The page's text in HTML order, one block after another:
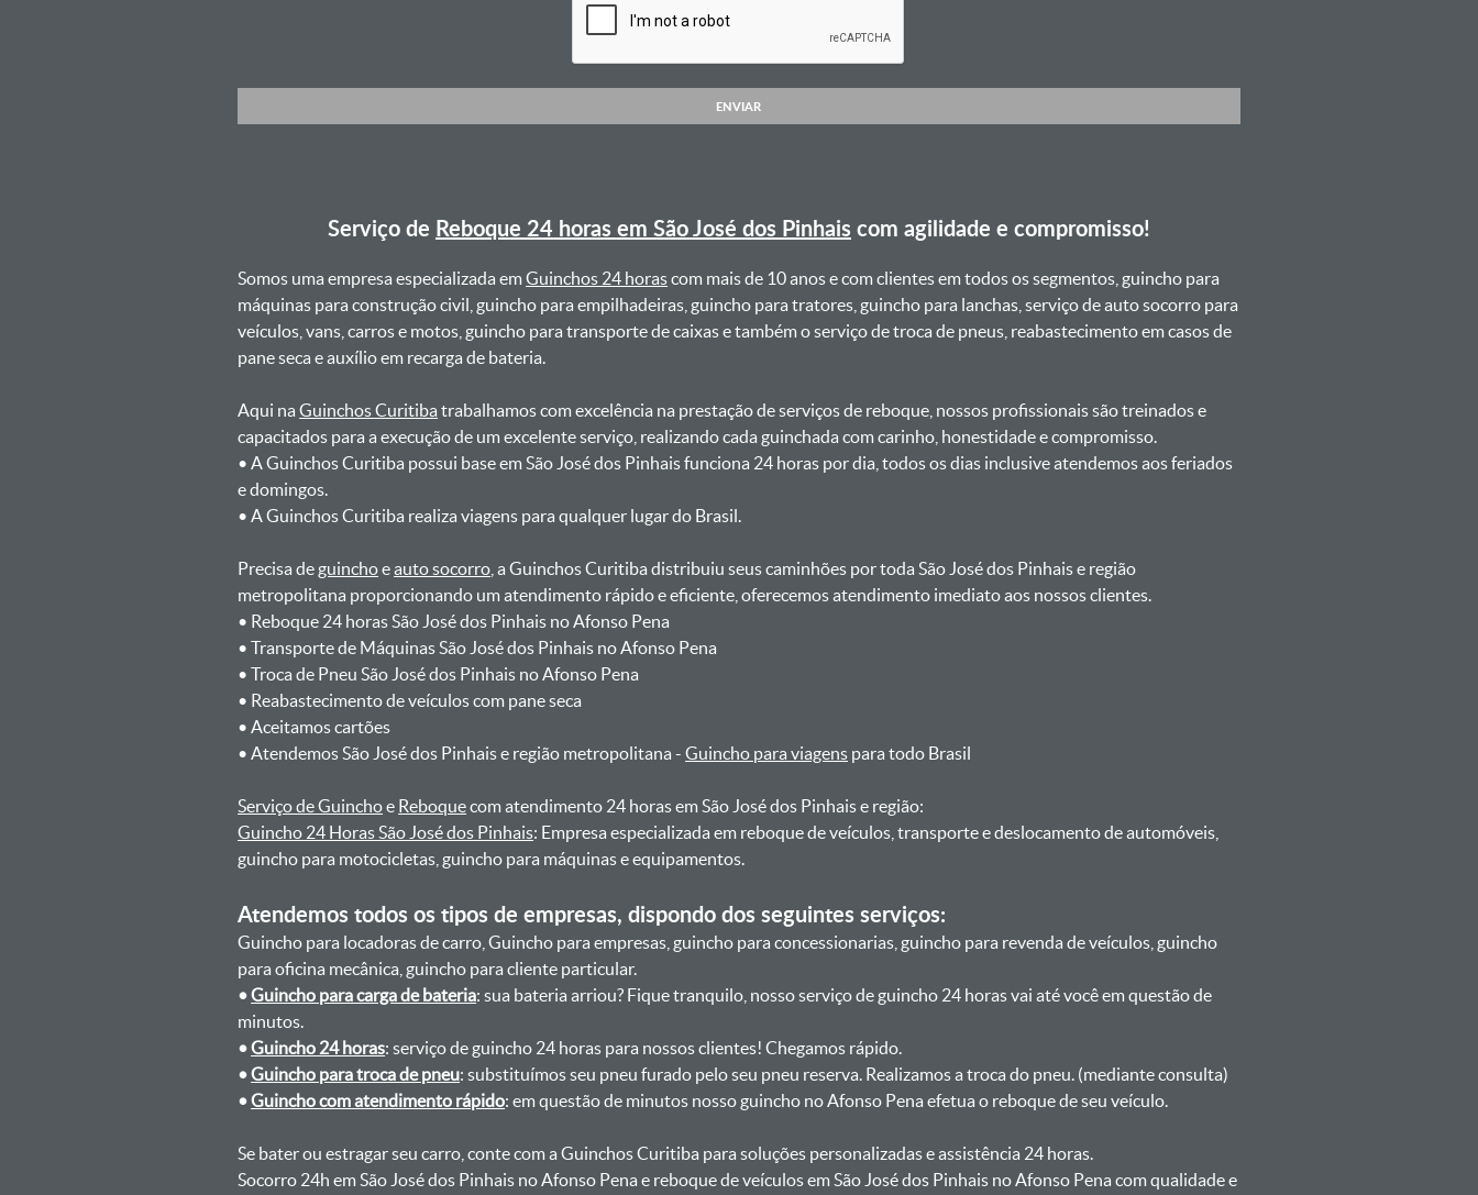
ENVIAR
Serviço de Reboque 24 horas em São José dos Pinhais com agilidade e compromisso!
Somos uma empresa especializada emGuinchos 24 horascom mais de 10 anos e com clientes em todos os segmentos, guincho para
máquinas para construção civil, guincho para empilhadeiras, guincho para tratores, guincho para lanchas, serviço de auto socorro para
veículos, vans, carros e motos, guincho para transporte de caixas e também o serviço de troca de pneus, reabastecimento em casos de
pane seca e auxílio em recarga de bateria. ㅤㅤ
Aqui naGuinchos Curitiba trabalhamos com excelência na prestação de serviços de reboque, nossos profissionais são treinados e
capacitados para a execução de um excelente serviço, realizando cada guinchada com carinho, honestidade e compromisso.
ㅤㅤ• A Guinchos Curitiba possui base em São José dos Pinhais funciona 24 horas por dia, todos os dias inclusive atendemos aos feriados
e domingos.
ㅤㅤ• A Guinchos Curitiba realiza viagens para qualquer lugar do Brasil.
Precisa de guinchoeauto socorro , a Guinchos Curitiba distribuiu seus caminhões por toda São José dos Pinhais e região
metropolitana proporcionando um atendimento rápido e eficiente, oferecemos atendimento imediato aos nossos clientes.
ㅤㅤ• Reboque 24 horas São José dos Pinhais no Afonso Pena
ㅤㅤ• Transporte de Máquinas São José dos Pinhais no Afonso Pena
ㅤㅤ• Troca de Pneu São José dos Pinhais no Afonso Pena
ㅤㅤ• Reabastecimento de veículos com pane seca
ㅤㅤ• Aceitamos cartões
ㅤㅤ• Atendemos São José dos Pinhais e região metropolitana -Guincho para viagens para todo Brasil
Serviço de Guinchoe Reboquecom atendimento 24 horas em São José dos Pinhais e região:
Guincho 24 Horas São José dos Pinhais: Empresa especializada em reboque de veículos, transporte e deslocamento de automóveis,
guincho para motocicletas, guincho para máquinas e equipamentos.
Atendemos todos os tipos de empresas, dispondo dos seguintes serviços:
Guincho para locadoras de carro, Guincho para empresas, guincho para concessionarias, guincho para revenda de veículos, guincho
para oficina mecânica, guincho para cliente particular.
•Guincho para carga de bateria: sua bateria arriou? Fique tranquilo, nosso serviço de guincho 24 horas vai até você em questão de
minutos.
•Guincho 24 horas: serviço de guincho 24 horas para nossos clientes! Chegamos rápido.
•Guincho para troca de pneu: substituímos seu pneu furado pelo seu pneu reserva. Realizamos a troca do pneu. (mediante consulta)
•Guincho com atendimento rápido: em questão de minutos nosso guincho no Afonso Pena efetua o reboque de seu veículo.
Se bater ou estragar seu carro, conte com a Guinchos Curitiba para soluções personalizadas e assistência 24 horas.
Socorro 24h em São José dos Pinhais no Afonso Pena e reboque de veículos em São José dos Pinhais no Afonso Pena com qualidade e